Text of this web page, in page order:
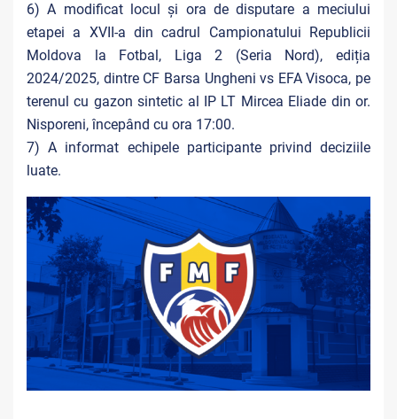
6) A modificat locul și ora de disputare a meciului
etapei a XVII-a din cadrul Campionatului Republicii
Moldova la Fotbal, Liga 2 (Seria Nord), ediția
2024/2025, dintre CF Barsa Ungheni vs EFA Visoca, pe
terenul cu gazon sintetic al IP LT Mircea Eliade din or.
Nisporeni, începând cu ora 17:00.
7) A informat echipele participante privind deciziile
luate.